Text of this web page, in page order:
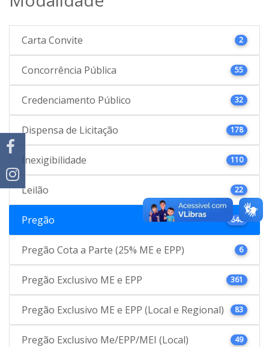
Carta Convite 2
Concorrência Pública 55
Credenciamento Público 32
Dispensa de Licitação 178
Inexigibilidade 110
Leilão 22
Pregão 646
Pregão Cota a Parte (25% ME e EPP) 6
Pregão Exclusivo ME e EPP 361
Pregão Exclusivo ME e EPP (Local e Regional) 83
Pregão Exclusivo Me/EPP/MEI (Local) 49